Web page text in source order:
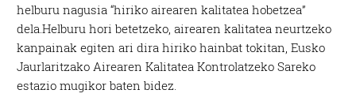
helburu nagusia “hiriko airearen kalitatea hobetzea”
dela.Helburu hori betetzeko, airearen kalitatea neurtzeko
kanpainak egiten ari dira hiriko hainbat tokitan, Eusko
Jaurlaritzako Airearen Kalitatea Kontrolatzeko Sareko
estazio mugikor baten bidez.